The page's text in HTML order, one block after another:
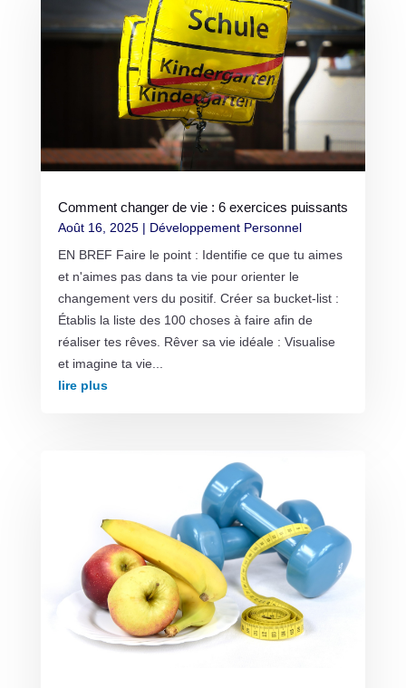
Comment changer de vie : 6 exercices puissants
Août 16, 2025| Développement Personnel
EN BREF Faire le point : Identifie ce que tu aimes
et n'aimes pas dans ta vie pour orienter le
changement vers du positif. Créer sa bucket-list :
Établis la liste des 100 choses à faire afin de
réaliser tes rêves. Rêver sa vie idéale : Visualise
et imagine ta vie...
lire plus